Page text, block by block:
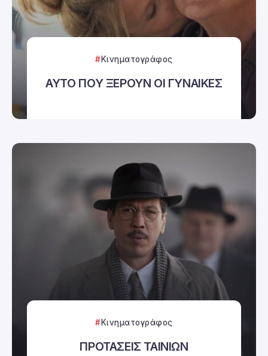
Κινηματογράφος
ΑΥΤΟ ΠΟΥ ΞΕΡΟΥΝ ΟΙ ΓΥΝΑΙΚΕΣ
Κινηματογράφος
ΠΡΟΤΑΣΕΙΣ ΤΑΙΝΙΩΝ